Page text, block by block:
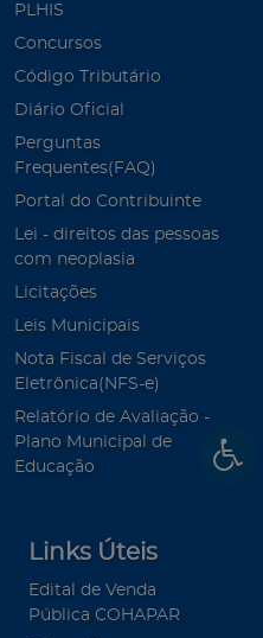
PLHIS
Concursos
Código Tributário
Diário Oficial
Perguntas
Frequentes(FAQ)
Portal do Contribuinte
Lei - direitos das pessoas
com neoplasia
Licitações
Leis Municipais
Nota Fiscal de Serviços
Eletrônica(NFS-e)
Relatório de Avaliação -
Plano Municipal de
Educação
Links Úteis
Edital de Venda
Pública COHAPAR